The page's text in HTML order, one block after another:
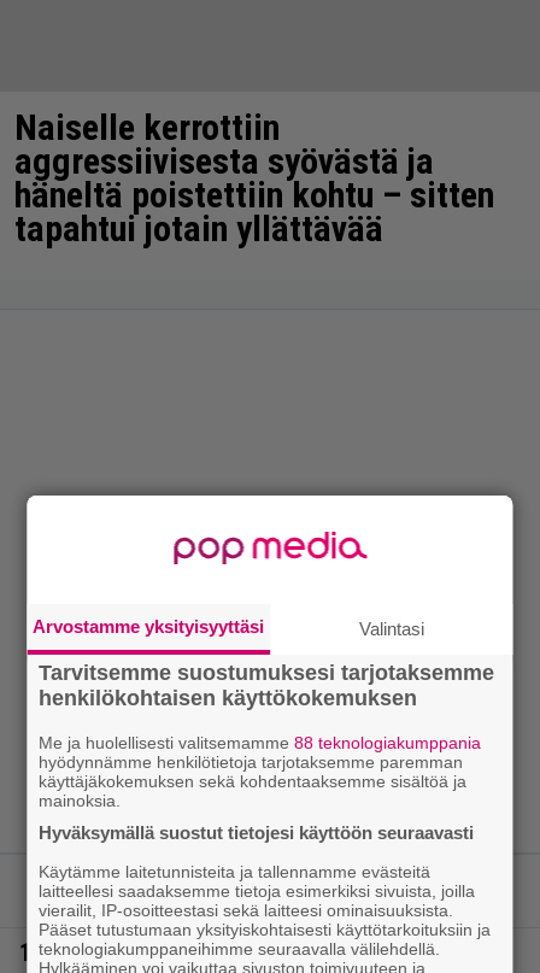
Naiselle kerrottiin
aggressiivisesta syövästä ja
häneltä poistettiin kohtu – sitten
tapahtui jotain yllättävää
LUETUIMMAT JUTUT
1.
Vappu Pimiältä lisää lomakuvia – ”Aina niin
Arvostamme yksityisyyttäsi Valintasi
Tarvitsemme suostumuksesi tarjotaksemme
henkilökohtaisen käyttökokemuksen
Me ja huolellisesti valitsemamme88 teknologiakumppania
hyödynnämme henkilötietoja tarjotaksemme paremman
käyttäjäkokemuksen sekä kohdentaaksemme sisältöä ja
mainoksia.
Hyväksymällä suostut tietojesi käyttöön seuraavasti
Käytämme laitetunnisteita ja tallennamme evästeitä
laitteellesi saadaksemme tietoja esimerkiksi sivuista, joilla
vierailit, IP-osoitteestasi sekä laitteesi ominaisuuksista.
Pääset tutustumaan yksityiskohtaisesti käyttötarkoituksiin ja
teknologiakumppaneihimme seuraavalla välilehdellä.
Hylkääminen voi vaikuttaa sivuston toimivuuteen ja